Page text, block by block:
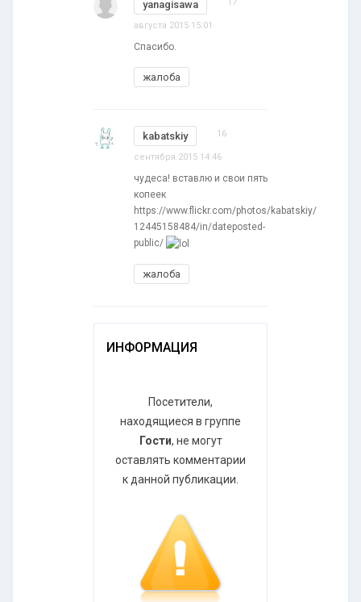
yanagisawa
августа 2015 15:01
Спасибо.
жалоба
kabatskiy 16
сентября 2015 14:46
чудеса! вставлю и свои пять
копеек
https://www.flickr.com/photos/kabatskiy/
12445158484/in/dateposted-
public/
жалоба
ИНФОРМАЦИЯ
Посетители,
находящиеся в группе
Гости, не могут
оставлять комментарии
к данной публикации.